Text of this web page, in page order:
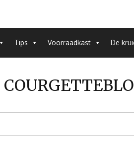
Tips Voorraadkast De